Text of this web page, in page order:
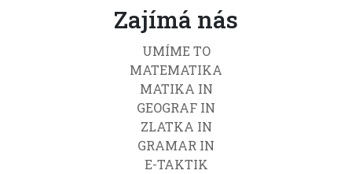
Zajímá nás
UMÍME TO
MATEMATIKA
MATIKA IN
GEOGRAF IN
ZLATKA IN
GRAMAR IN
E-TAKTIK